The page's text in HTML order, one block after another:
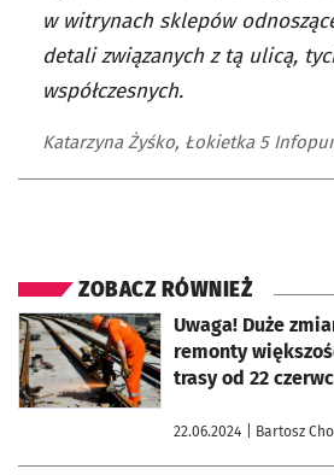
w witrynach sklepów
detali związanych z tą ulicą,
współczesnych.
Katarzyna Żyśko, Łokietka 5
ZOBACZ RÓWNIEŻ
Uwaga! Duże
remonty
trasy od 22
22.06.2024 | Bartosz
otworzy się w nowej karcie